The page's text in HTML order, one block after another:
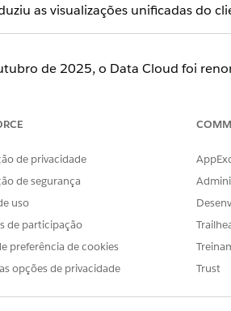
as visualizações unificadas do
de 2025, o Data Cloud foi
e unificar seus dados, use estas
seção dão a você visibilidade
você esteja solucionando
uma ativação de alto tráfego ou
e otimizar é onde esse
de privacidade
de segurança
uso
de participação
preferência de cookies
opções de privacidade
Trust